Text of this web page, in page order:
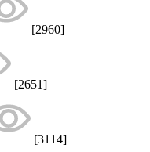
[2960]
[2651]
[3114]